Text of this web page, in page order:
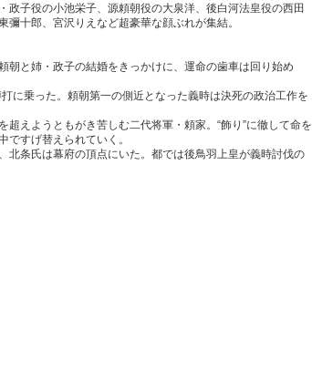
子役の小池栄子、源頼朝役の大泉洋、後白河法皇役の西田
十郎、宮沢りえなど超豪華な顔ぶれが集結。
と姉・政子の結婚をきっかけに、運命の歯車は回り始め
に乗った。頼朝第一の側近となった義時は決死の政治工作を
えようともがき苦しむ二代将軍・頼家。“飾り”に徹して命を
すげ替えられていく。
北条氏は幕府の頂点にいた。都では後鳥羽上皇が義時討伐の